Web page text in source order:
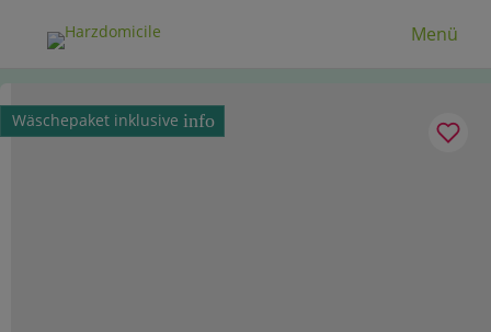
Menü
Wäschepaket inklusive info